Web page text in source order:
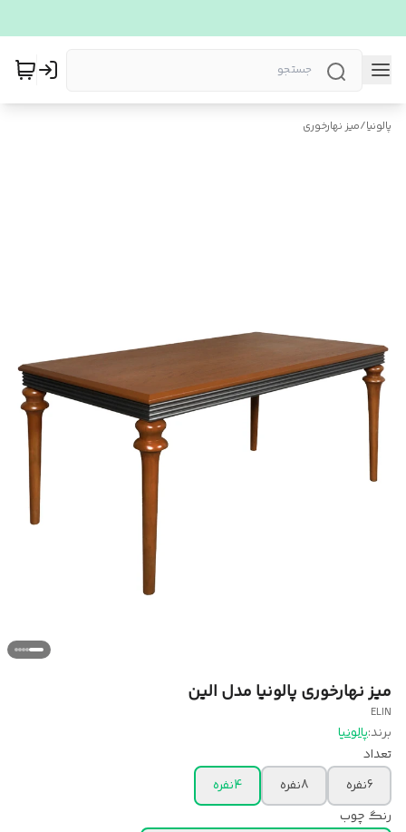
پالونیا/میز نهارخوری
میز نهارخوری پالونیا مدل الین
ELIN
برند:پالونیا
تعداد
6نفره
8نفره
4نفره
رنگ چوب